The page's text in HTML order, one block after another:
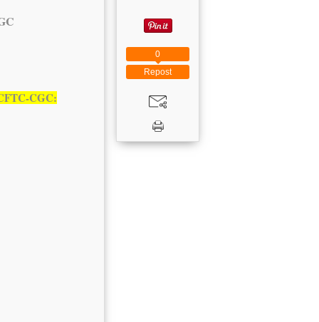
CGC:
Repost
0